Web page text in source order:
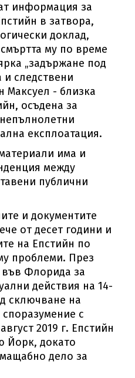
информация за
в затвора,
доклад,
му по време
„задържане под
и следствени
Максуел - близка
осъдена за
експлоатация.
има и
между
публични
и документите
от десет години и
на Епстийн по
проблеми. През
във Флорида за
действия на 14-
сключване на
с
2019 г. Епстийн
Йорк, докато
дело за